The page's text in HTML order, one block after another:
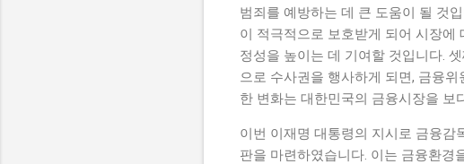
범죄를 예방하는 데 큰 도움이 될 것
이 적극적으로 보호받게 되어 시장에
정성을 높이는 데 기여할 것입니다.
으로 수사권을 행사하게 되면, 금융
한 변화는 대한민국의 금융시장을 보
이번 이재명 대통령의 지시로 금융
판을 마련하였습니다. 이는 금융환경